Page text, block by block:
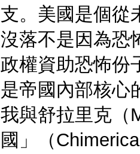
支。美國是個從
沒落不是因為恐
政權資助恐怖份
是帝國內部核心
我與舒拉里克（
國」（